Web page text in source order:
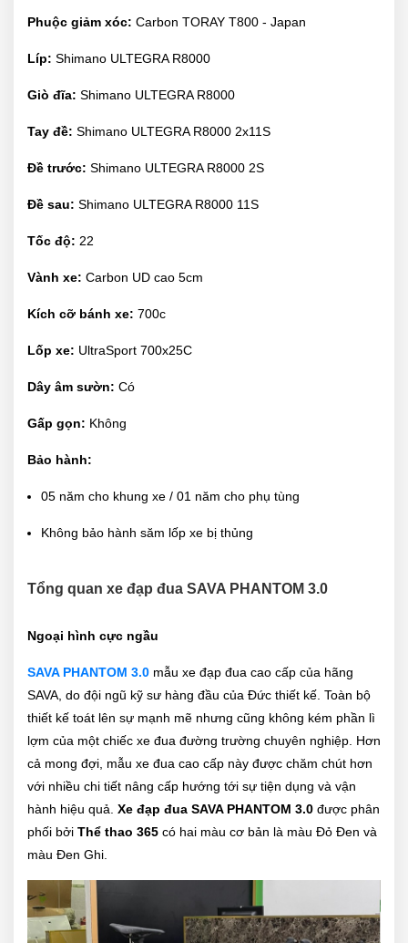
Phuộc giảm xóc: Carbon TORAY T800 - Japan
Líp: Shimano ULTEGRA R8000
Giò đĩa: Shimano ULTEGRA R8000
Tay đề: Shimano ULTEGRA R8000 2x11S
Đề trước: Shimano ULTEGRA R8000 2S
Đề sau: Shimano ULTEGRA R8000 11S
Tốc độ: 22
Vành xe: Carbon UD cao 5cm
Kích cỡ bánh xe: 700c
Lốp xe: UltraSport 700x25C
Dây âm sườn: Có
Gấp gọn: Không
Bảo hành:
05 năm cho khung xe / 01 năm cho phụ tùng
Không bảo hành săm lốp xe bị thủng
Tổng quan xe đạp đua SAVA PHANTOM 3.0
Ngoại hình cực ngầu
SAVA PHANTOM 3.0 mẫu xe đạp đua cao cấp của hãng
SAVA, do đội ngũ kỹ sư hàng đầu của Đức thiết kế. Toàn bộ
thiết kế toát lên sự mạnh mẽ nhưng cũng không kém phần lì
lợm của một chiếc xe đua đường trường chuyên nghiệp. Hơn
cả mong đợi, mẫu xe đua cao cấp này được chăm chút hơn
với nhiều chi tiết nâng cấp hướng tới sự tiện dụng và vận
hành hiệu quả. Xe đạp đua SAVA PHANTOM 3.0 được phân
phối bởi Thể thao 365 có hai màu cơ bản là màu Đỏ Đen và
màu Đen Ghi.